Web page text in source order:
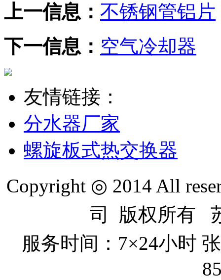
上一信息： 不锈钢管铝片
下一信息： 空气冷却器
友情链接：
分水器厂家
螺旋板式热交换器
Copyright ◎ 2014 All
司 版权所有
服务时间：7×24小时